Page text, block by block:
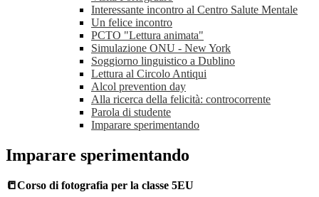
Interessante incontro al Centro Salute Mentale
Un felice incontro
PCTO "Lettura animata"
Simulazione ONU - New York
Soggiorno linguistico a Dublino
Lettura al Circolo Antiqui
Alcol prevention day
Alla ricerca della felicità: controcorrente
Parola di studente
Imparare sperimentando
Imparare sperimentando
📒Corso di fotografia per la classe 5EU